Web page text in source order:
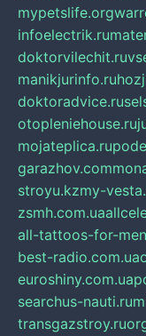
mypetslife.org
infoelectrik.ru
doktorvilechit.ru
manikjurinfo.ru
doktoradvice.ru
otopleniehouse.ru
mojateplica.ru
garazhov.com
stroyu.kzmy-
zsmh.com.ua
all-tattoos-for-
best-radio.com.ua
euroshiny.com.ua
searchus-nauti.ru
transgazstroy.ru